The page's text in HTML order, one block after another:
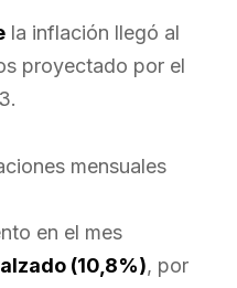
la inflación llegó al
proyectado por el
en el mes
(10,8%), por